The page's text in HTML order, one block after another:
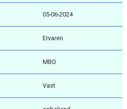
05-06-2024
Ervaren
MBO
Vast